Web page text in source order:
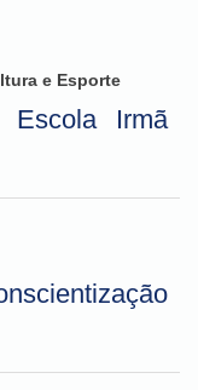
e Esporte
Escola Irmã